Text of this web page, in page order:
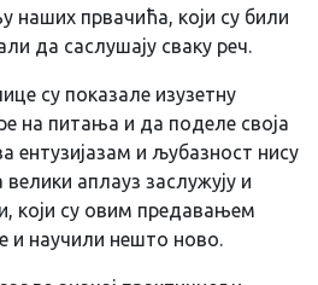
наших првачића, који су били
да саслушају сваку реч.
су показале изузетну
на питања и да поделe своја
ентузијазам и љубазност нису
аплауз заслужују и
који су овим предавањем
и научили нешто ново.